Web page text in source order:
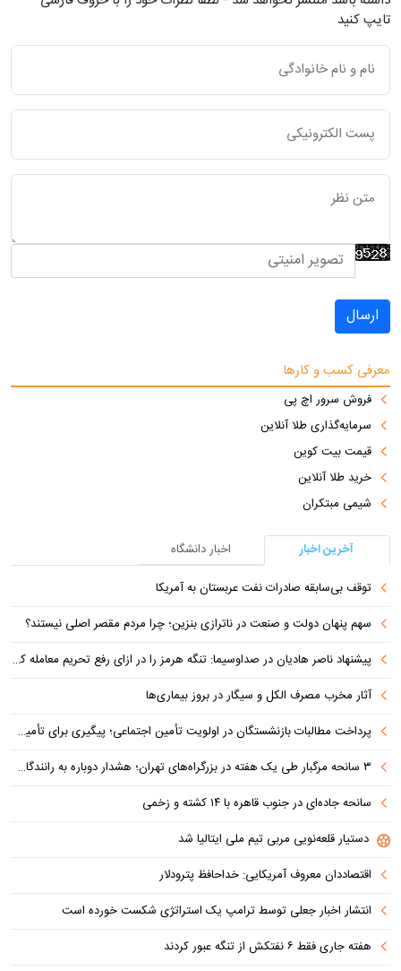
تایپ کنید
ارسال
معرفی کسب و کارها
فروش سرور اچ پی
سرمایه‌گذاری طلا آنلاین
قیمت بیت کوین
خرید طلا آنلاین
شیمی مبتکران
آخرین اخبار
اخبار دانشگاه
توقف بی‌سابقه صادرات نفت عربستان به آمریکا
سهم پنهان دولت و صنعت در ناترازی بنزین؛ چرا مردم مقصر اصلی نیستند؟
پیشنهاد ناصر هادیان در صداوسیما: تنگه هرمز را در ازای رفع تحریم معامله کنیم
آثار مخرب مصرف الکل و سیگار در بروز بیماری‌ها
پرداخت مطالبات بازنشستگان در اولویت تأمین اجتماعی؛ پیگیری برای تأمین منابع ادامه دارد
۳ سانحه مرگبار طی یک هفته در بزرگراه‌های تهران؛ هشدار دوباره به رانندگان و عابران
سانحه جاده‌ای در جنوب قاهره با ۱۴ کشته و زخمی
دستیار قلعه‌نویی مربی تیم ملی ایتالیا شد
اقتصاددان معروف آمریکایی: خداحافظ پترودلار
انتشار اخبار جعلی توسط ترامپ یک استراتژی شکست خورده است
هفته جاری فقط ۶ نفتکش از تنگه عبور کردند